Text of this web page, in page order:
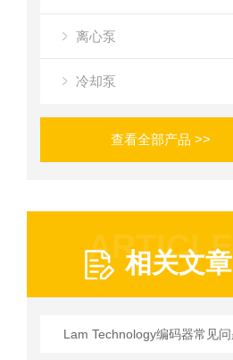
离心泵
冷却泵
查看全部产品 >>
ARTICLE
相关文章